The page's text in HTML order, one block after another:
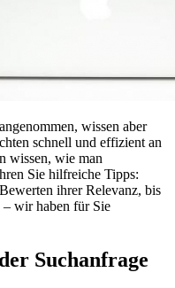
wissen aber
schnell und effizient an
wissen, wie man
Sie hilfreiche Tipps:
ihrer Relevanz, bis
wir haben für Sie
Suchanfrage